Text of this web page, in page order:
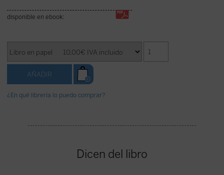
disponible en ebook:
¿En qué librería lo puedo comprar?
Dicen del libro